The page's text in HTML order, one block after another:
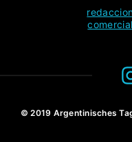
© 2019 Argentinisches